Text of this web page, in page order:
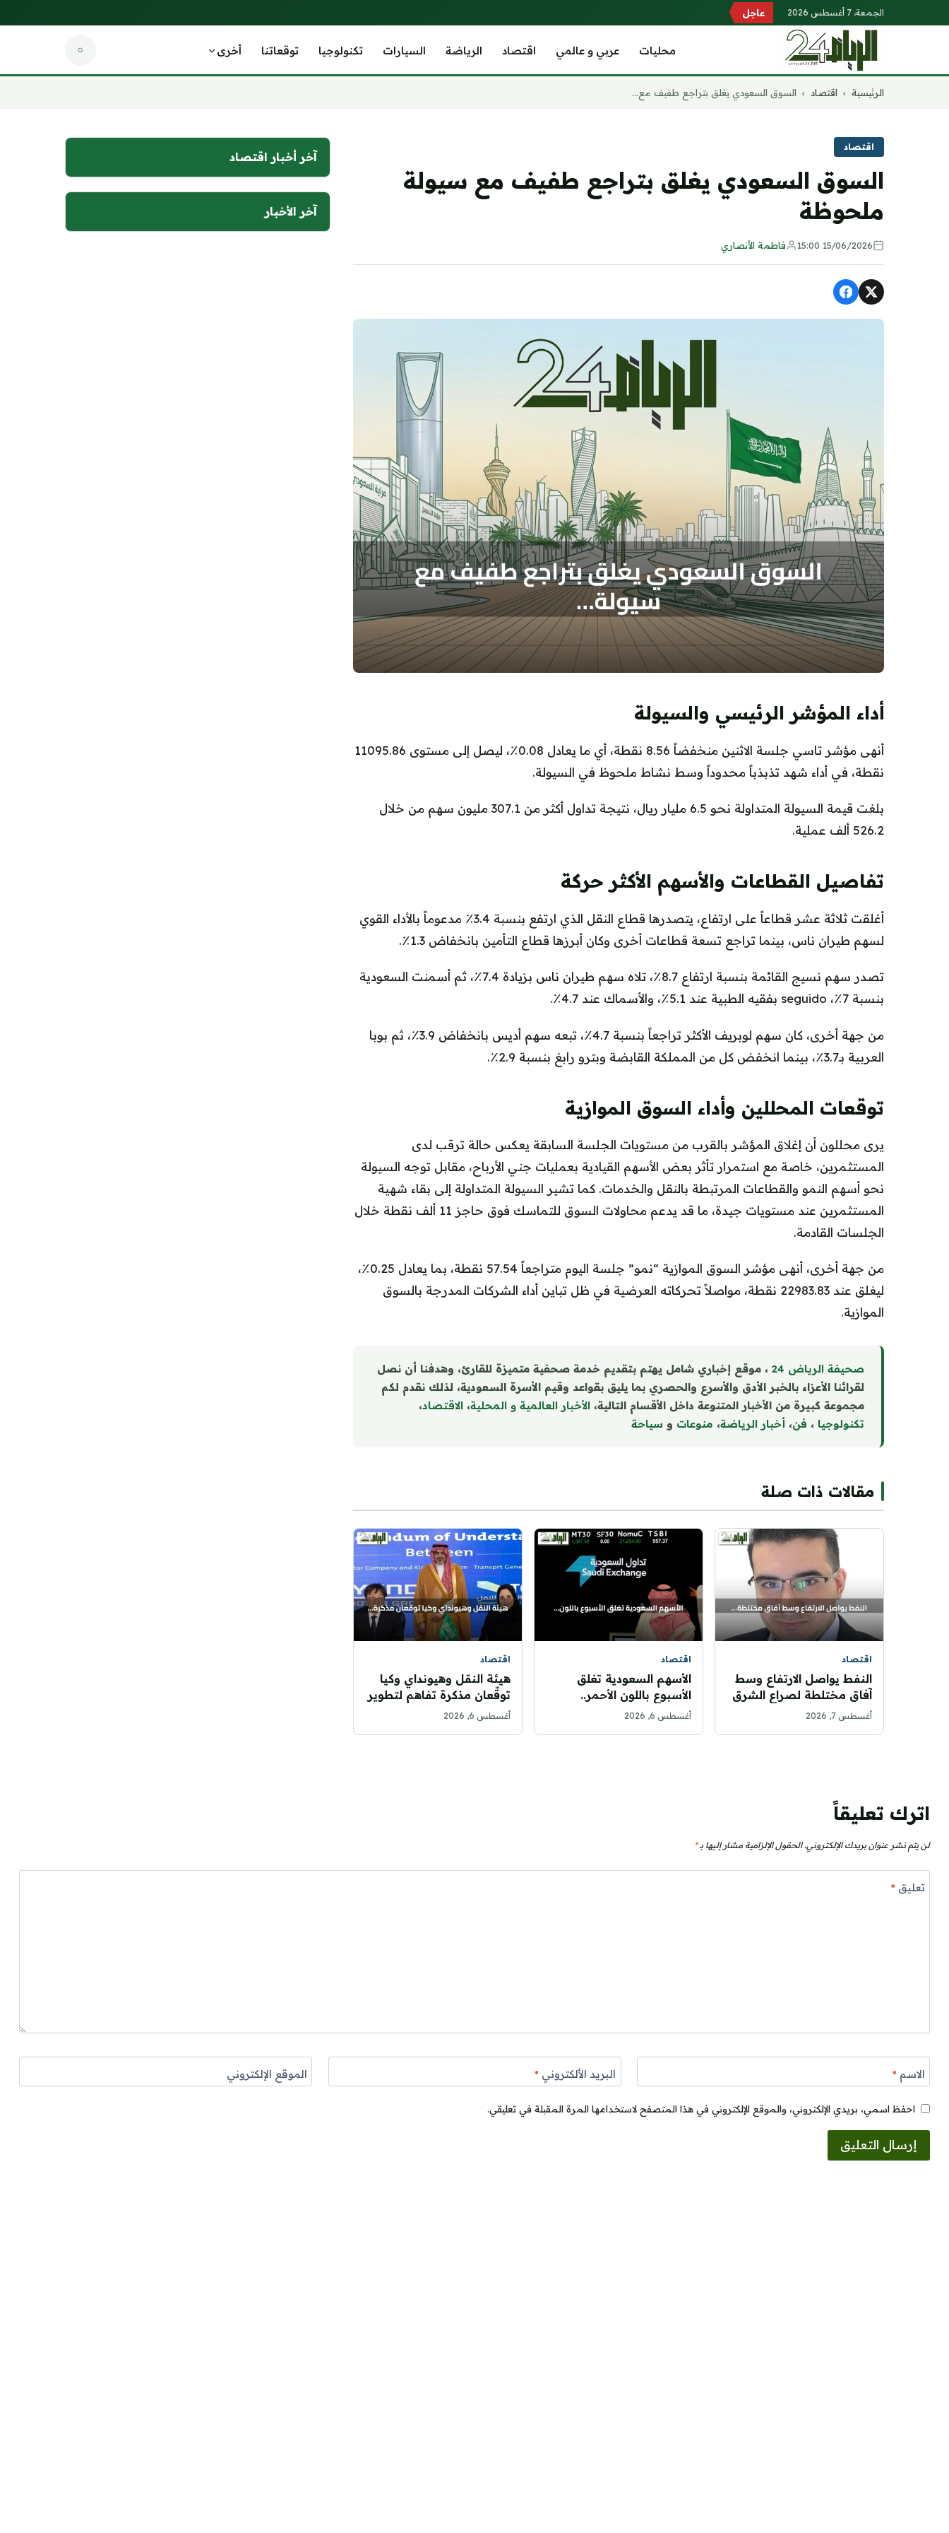
الجمعة، 7 أغسطس 2026 عاجل
محليات عربي و عالمي اقتصاد الرياضة السيارات تكنولوجيا توقعاتنا أخرى
الرئيسية › اقتصاد › السوق السعودي يغلق بتراجع طفيف مع...
اقتصاد
السوق السعودي يغلق بتراجع طفيف مع سيولة
ملحوظة
15/06/2026 15:00 فاطمة الأنصاري
أداء المؤشر الرئيسي والسيولة
أنهى مؤشر تاسي جلسة الاثنين منخفضاً 8.56 نقطة، أي ما يعادل 0.08٪، ليصل إلى مستوى 11095.86
نقطة، في أداء شهد تذبذباً محدوداً وسط نشاط ملحوظ في السيولة.
بلغت قيمة السيولة المتداولة نحو 6.5 مليار ريال، نتيجة تداول أكثر من 307.1 مليون سهم من خلال
526.2 ألف عملية.
تفاصيل القطاعات والأسهم الأكثر حركة
أغلقت ثلاثة عشر قطاعاً على ارتفاع، يتصدرها قطاع النقل الذي ارتفع بنسبة 3.4٪ مدعوماً بالأداء القوي
لسهم طيران ناس، بينما تراجع تسعة قطاعات أخرى وكان أبرزها قطاع التأمين بانخفاض 1.3٪.
تصدر سهم نسيج القائمة بنسبة ارتفاع 8.7٪، تلاه سهم طيران ناس بزيادة 7.4٪، ثم أسمنت السعودية
بنسبة 7٪، seguido بفقيه الطبية عند 5.1٪، والأسماك عند 4.7٪.
من جهة أخرى، كان سهم لوبريف الأكثر تراجعاً بنسبة 4.7٪، تبعه سهم أديس بانخفاض 3.9٪، ثم بوبا
العربية بـ3.7٪، بينما انخفض كل من المملكة القابضة وبترو رابغ بنسبة 2.9٪.
توقعات المحللين وأداء السوق الموازية
يرى محللون أن إغلاق المؤشر بالقرب من مستويات الجلسة السابقة يعكس حالة ترقب لدى
المستثمرين، خاصة مع استمرار تأثر بعض الأسهم القيادية بعمليات جني الأرباح، مقابل توجه السيولة
نحو أسهم النمو والقطاعات المرتبطة بالنقل والخدمات. كما تشير السيولة المتداولة إلى بقاء شهية
المستثمرين عند مستويات جيدة، ما قد يدعم محاولات السوق للتماسك فوق حاجز 11 ألف نقطة خلال
الجلسات القادمة.
من جهة أخرى، أنهى مؤشر السوق الموازية “نمو” جلسة اليوم متراجعاً 57.54 نقطة، بما يعادل 0.25٪،
ليغلق عند 22983.83 نقطة، مواصلاً تحركاته العرضية في ظل تباين أداء الشركات المدرجة بالسوق
الموازية.
صحيفة الرياض 24
، موقع إخباري شامل يهتم بتقديم خدمة صحفية متميزة للقارئ، وهدفنا أن نصل
لقرائنا الأعزاء بالخبر الأدق والأسرع والحصري بما يليق بقواعد وقيم الأسرة السعودية، لذلك نقدم لكم
مجموعة كبيرة من الأخبار المتنوعة داخل الأقسام التالية، الأخبار العالمية و المحلية، الاقتصاد،
تكنولوجيا ، فن، أخبار الرياضة، منوعات و سياحة
مقالات ذات صلة
اقتصاد
النفط يواصل الارتفاع وسط
آفاق مختلطة لصراع الشرق
الأوسط
أغسطس 7, 2026
اقتصاد
الأسهم السعودية تغلق
الأسبوع باللون الأحمر..
أغسطس 6, 2026
اقتصاد
هيئة النقل وهيونداي وكيا
توقّعان مذكرة تفاهم لتطوير
التنقل الذكي
أغسطس 6, 2026
آخر أخبار اقتصاد
آخر الأخبار
اترك تعليقاً
لن يتم نشر عنوان بريدك الإلكتروني. الحقول الإلزامية مشار إليها بـ*
تعليق*
الاسم* البريد الألكتروني * الموقع الإلكتروني
احفظ اسمي، بريدي الإلكتروني، والموقع الإلكتروني في هذا المتصفح لاستخدامها المرة المقبلة في تعليقي.